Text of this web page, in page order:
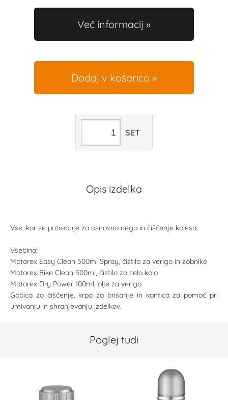
Več informacij
Dodaj v košarico
SET
Opis izdelka
Vse, kar se potrebuje za osnovno nego in čiščenje kolesa.
Vsebina:
Motorex Easy Clean 500ml Spray, čistilo za verigo in zobnike
Motorex Bike Clean 500ml, čistilo za celo kolo
Motorex Dry Power 100ml, olje za verigo
Gobica za čiščenje, krpa za brisanje in kantica za pomoč pri
umivanju in shranjevanju izdelkov.
Poglej tudi